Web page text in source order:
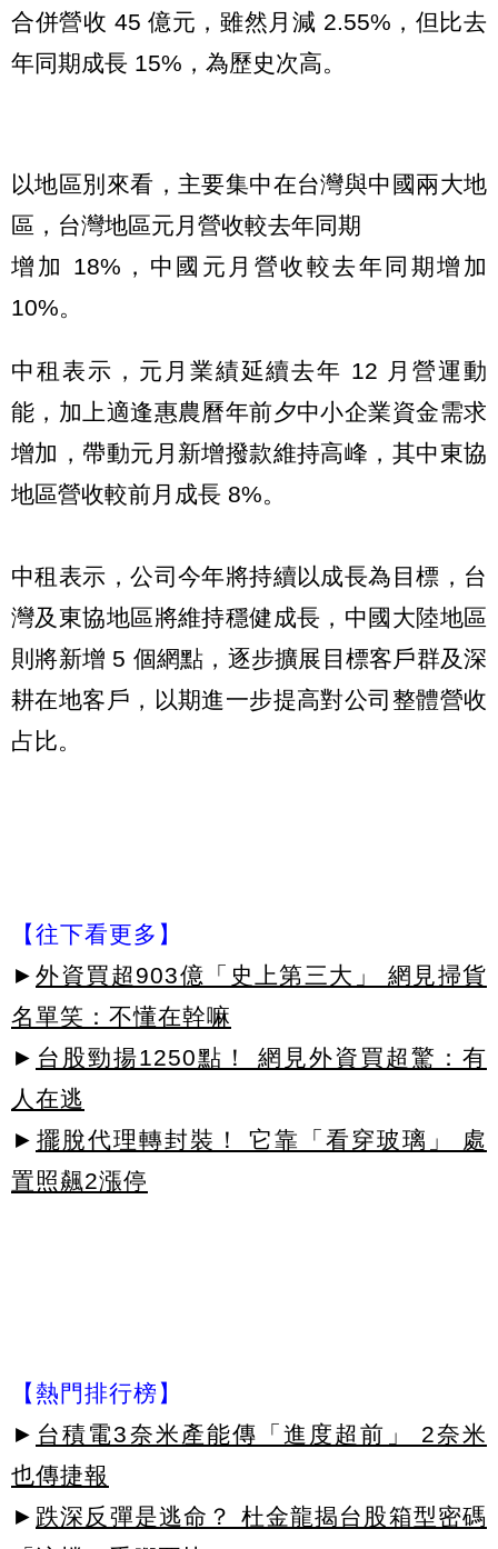
合併營收 45 億元，雖然月減 2.55%，但比去
年同期成長 15%，為歷史次高。
以地區別來看，主要集中在台灣與中國兩大地
區，台灣地區元月營收較去年同期
增加 18%，中國元月營收較去年同期增加
10%。
中租表示，元月業績延續去年 12 月營運動
能，加上適逢惠農曆年前夕中小企業資金需求
增加，帶動元月新增撥款維持高峰，其中東協
地區營收較前月成長 8%。
中租表示，公司今年將持續以成長為目標，台
灣及東協地區將維持穩健成長，中國大陸地區
則將新增 5 個網點，逐步擴展目標客戶群及深
耕在地客戶，以期進一步提高對公司整體營收
占比。
【往下看更多】
► 外資買超903億「史上第三大」 網見掃貨
名單笑：不懂在幹嘛
► 台股勁揚1250點！ 網見外資買超驚：有
人在逃
► 擺脫代理轉封裝！ 它靠「看穿玻璃」 處
置照飆2漲停
【熱門排行榜】
► 台積電3奈米產能傳「進度超前」 2奈米
也傳捷報
► 跌深反彈是逃命？ 杜金龍揭台股箱型密碼